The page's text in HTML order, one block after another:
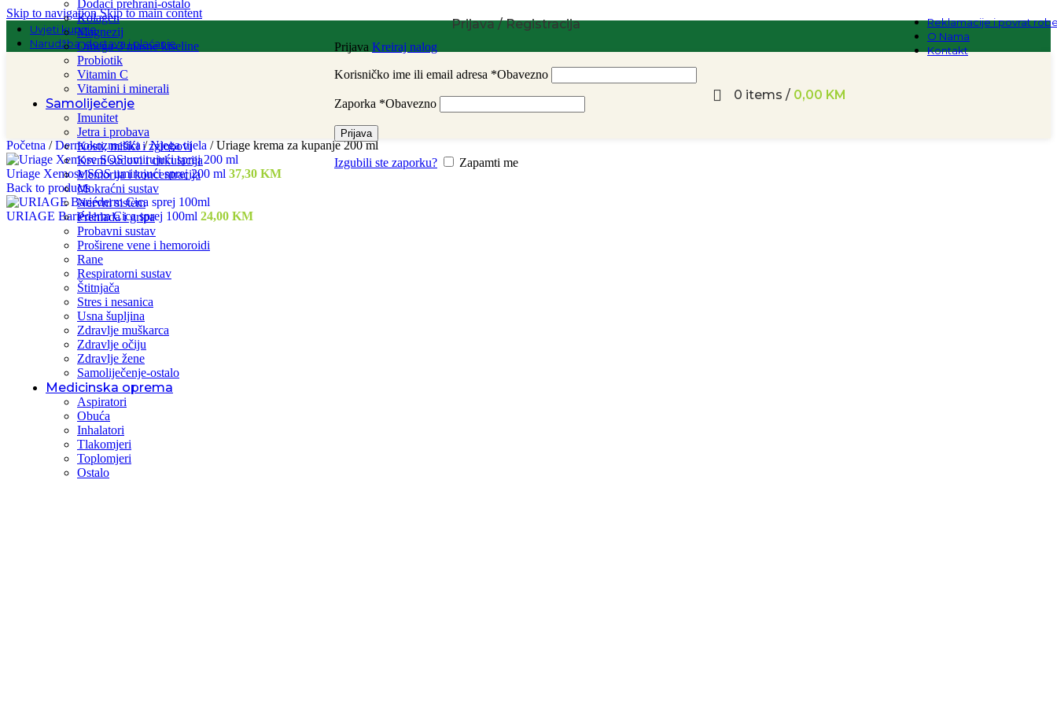
Skip to navigationSkip to main content
Uvjeti kupnje
Narudžba, dostava i plaćanje
Reklamacije i povrat
O Nama
Kontakt
Dodaci prehrani-ostalo
Kolagen
Magnezij
Omega-3 masne kiseline
Probiotik
Vitamin C
Vitamini i minerali
Samoliječenje
Imunitet
Jetra i probava
Kosti, mišići i zglobovi
Krvni sudovi i cirkulacija
Memorija i koncentracija
Mokraćni sustav
Nervni sistem
Prehlada i gripa
Probavni sustav
Proširene vene i hemoroidi
Rane
Respiratorni sustav
Štitnjača
Stres i nesanica
Usna šupljina
Zdravlje muškarca
Zdravlje očiju
Zdravlje žene
Samoliječenje-ostalo
Medicinska oprema
Aspiratori
Obuća
Inhalatori
Tlakomjeri
Toplomjeri
Ostalo
Prijava / Registracija
Prijava Kreiraj nalog
Korisničko ime ili email adresa *Obavezno
Zaporka *Obavezno
Prijava
Izgubili ste zaporku? Zapamti me
0 items / 0,00 KM
Početna / Dermokozmetika/ Njega tijela / Uriage krema za kupanje 200 ml
Uriage Xemose SOS umirujući sprej 200 ml 37,30 KM
Back to products
URIAGE Bariéderm Cica sprej 100ml 24,00 KM